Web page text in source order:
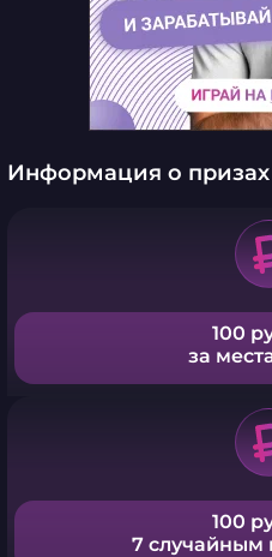
Информация о призах
100
за
100
7 случайным